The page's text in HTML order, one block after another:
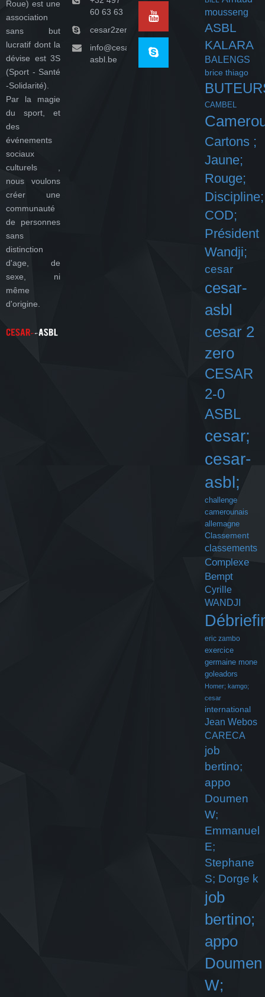
Roue) est une
association
sans but
lucratif dont la
dévise est 3S
(Sport - Santé
-Solidarité).
Par la magie
du sport, et
des
événements
sociaux
culturels ,
nous voulons
créer une
communauté
de personnes
sans
distinction
d'age, de
sexe, ni
même
d'origine.
60 63 63
cesar2zeroasbl
info@cesar-
asbl.be
mousseng
ASBL
KALARA
BALENGS
brice thiago
CAMBEL
Cartons ;
Jaune;
Rouge;
Discipline;
COD;
Président
Wandji;
cesar
cesar-
asbl
cesar 2
zero
CESAR
2-0
ASBL
cesar;
cesar-
asbl;
challenge
camerounais
allemagne
Classement
classements
Complexe
Bempt
Cyrille
WANDJI
eric zambo
exercice
germaine mone
goleadors
Homer; kamgo;
cesar
international
Jean Webos
CARECA
job
bertino;
appo
Doumen
W;
Emmanuel
E;
Stephane
S; Dorge k
job
bertino;
appo
Doumen
W;